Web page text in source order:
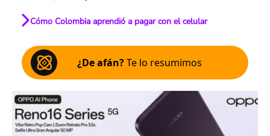
Cómo Colombia aprendió a pagar con el celular
¿De afán?Te lo resumimos